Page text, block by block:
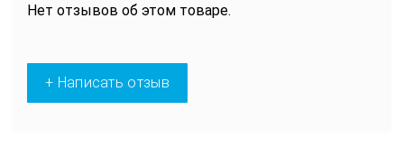
Нет отзывов об этом товаре.
+ Написать отзыв